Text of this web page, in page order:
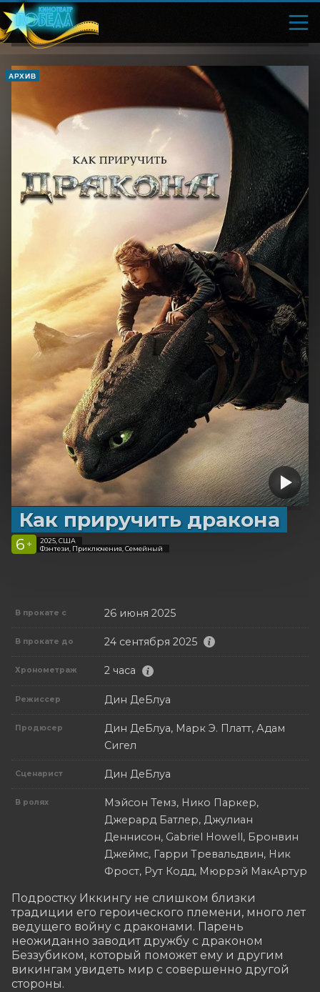
АРХИВ
Как приручить дракона
6 +
2025, США
Фэнтези, Приключения, Семейный
В прокате с 26 июня 2025
В прокате до 24 сентября 2025
Хронометраж 2 часа
Режиссер Дин ДеБлуа
Продюсер
Дин ДеБлуа, Марк Э. Платт, Адам
Сигел
Сценарист Дин ДеБлуа
В ролях
Мэйсон Темз, Нико Паркер,
Джерард Батлер, Джулиан
Деннисон, Gabriel Howell, Бронвин
Джеймс, Гарри Тревальдвин, Ник
Фрост, Рут Кодд, Мюррэй МакАртур
Подростку Иккингу не слишком близки
традиции его героического племени, много лет
ведущего войну с драконами. Парень
неожиданно заводит дружбу с драконом
Беззубиком, который поможет ему и другим
викингам увидеть мир с совершенно другой
стороны.